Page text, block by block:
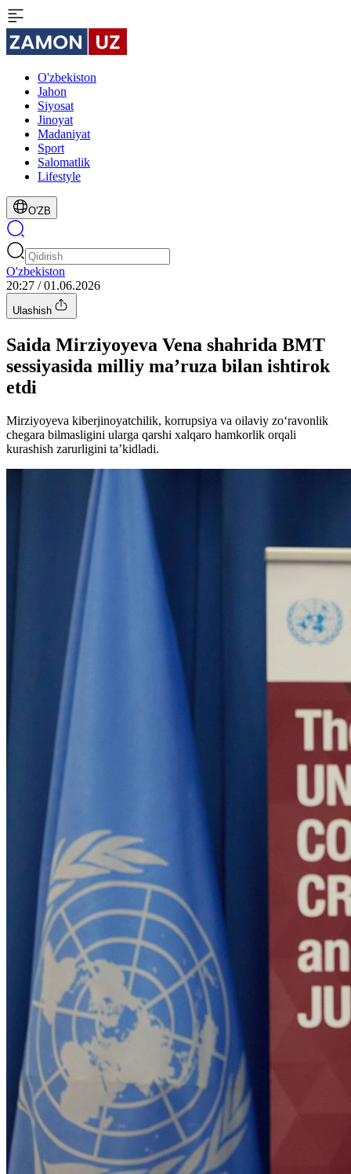
O'zbekiston
Jahon
Siyosat
Jinoyat
Madaniyat
Sport
Salomatlik
Lifestyle
O'ZB
O'zbekiston
20:27 / 01.06.2026
Ulashish
Saida Mirziyoyeva Vena shahrida BMT
sessiyasida milliy ma’ruza bilan ishtirok
etdi
Mirziyoyeva kiberjinoyatchilik, korrupsiya va oilaviy zo‘ravonlik
chegara bilmasligini ularga qarshi xalqaro hamkorlik orqali
kurashish zarurligini ta’kidladi.